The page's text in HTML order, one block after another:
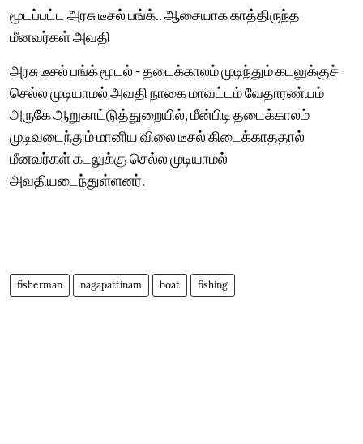
மூடப்பட்ட அரசு டீசல் பங்க்.. ஆசையாக காத்திருந்த
மீனவர்கள் அவதி
அரசு டீசல் பங்க் மூடல் - தடைக்காலம் முடிந்தும் கடலுக்குச்
செல்ல முடியாமல் அவதி நாகை மாவட்டம் வேதாரண்யம்
அருகே ஆறுகாட்டுத்துறையில், மீன்பிடி தடைக்காலம்
முடிவடைந்தும் மானிய விலை டீசல் கிடைக்காததால்
மீனவர்கள் கடலுக்கு செல்ல முடியாமல்
அவதியடைந்துள்ளனர்.
fisherman nagapattinam boat fishing